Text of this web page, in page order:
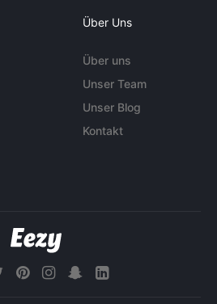
Über Uns
Über uns
Unser Team
Unser Blog
Kontakt